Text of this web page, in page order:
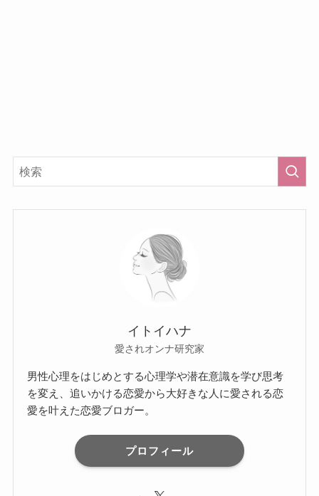
イトイハナ
愛されオンナ研究家
男性心理をはじめとする心理学や潜在意識を学び思考
を変え、追いかける恋愛から大好きな人に愛される恋
愛を叶えた恋愛ブロガー。
プロフィール